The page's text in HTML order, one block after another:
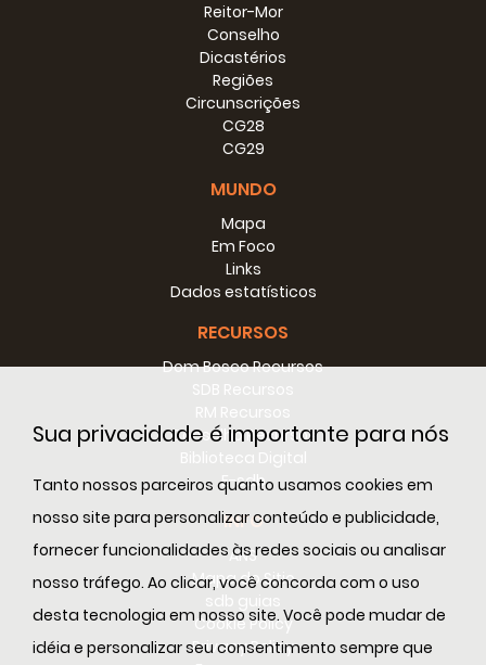
Sua privacidade é importante para nós
Tanto nossos parceiros quanto usamos cookies em
nosso site para personalizar conteúdo e publicidade,
fornecer funcionalidades às redes sociais ou analisar
nosso tráfego. Ao clicar, você concorda com o uso
desta tecnologia em nosso site. Você pode mudar de
idéia e personalizar seu consentimento sempre que
Reitor-Mor
Conselho
Dicastérios
Regiões
Circunscrições
CG28
CG29
MUNDO
Mapa
Em Foco
Links
Dados estatísticos
RECURSOS
Dom Bosco Recursos
Conselho Recursos
E-sdb
INFO
ANS
Mapa do Sitio
Cookie Policy
Privacy Policy